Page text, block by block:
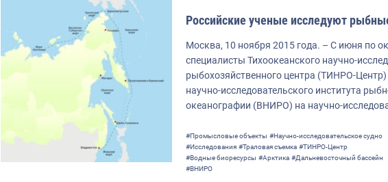
Российские ученые исследуют
Москва, 10 ноября 2015 года. – С июня по
специалисты Тихоокеанского научно-
рыбохозяйственного центра (ТИНРО-Центр)
научно-исследовательского института
океанографии (ВНИРО) на научно-
#Промысловые объекты #Научно-исследовательское судно
#Исследования #Траловая съемка #ТИНРО-Центр
#Водные биоресурсы #Арктика #Дальневосточный бассейн
#ВНИРО